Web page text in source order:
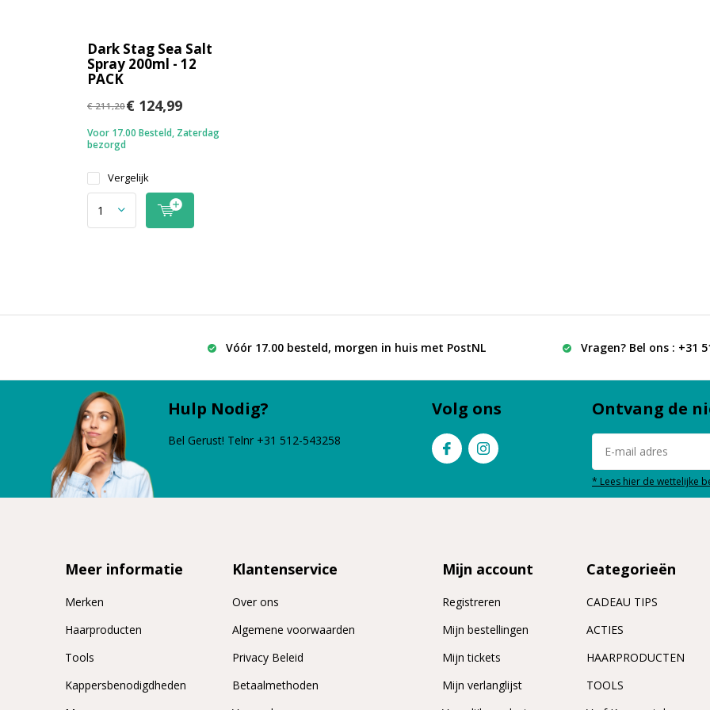
Dark Stag Sea Salt
Spray 200ml - 12
PACK
€ 211,20€ 124,99
Voor 17.00 Besteld, Zaterdag
bezorgd
Vergelijk
Vóór 17.00 besteld, morgen in huis met PostNL Vragen? Bel ons : +31
Hulp Nodig?
Bel Gerust! Telnr +31 512-543258
Volg ons Ontvang de
* Lees hier de wettelijke
Meer informatie
Merken
Haarproducten
Tools
Kappersbenodigdheden
Klantenservice
Over ons
Algemene voorwaarden
Privacy Beleid
Betaalmethoden
Mijn account
Registreren
Mijn bestellingen
Mijn tickets
Mijn verlanglijst
Categorieën
CADEAU TIPS
ACTIES
HAARPRODUCTEN
TOOLS